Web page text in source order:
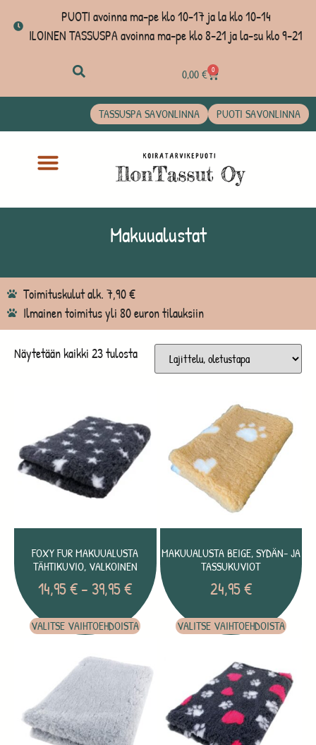
PUOTI avoinna ma-pe klo 10-17 ja la klo 10-14
ILOINEN TASSUSPA avoinna ma-pe klo 8-21 ja la-su klo 9-21
0,00€ 0
TASSUSPA SAVONLINNA PUOTI SAVONLINNA
Makuualustat
Toimituskulut alk. 7,90 €
Ilmainen toimitus yli 80 euron tilauksiin
Näytetään kaikki 23 tulosta
FOXY FUR MAKUUALUSTA
TÄHTIKUVIO, VALKOINEN
14,95€– 39,95€
VALITSE VAIHTOEHDOISTA
MAKUUALUSTA BEIGE, SYDÄN- JA
TASSUKUVIOT
24,95€
VALITSE VAIHTOEHDOISTA